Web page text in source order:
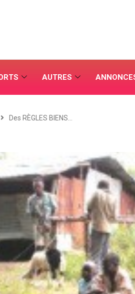
AUTRES
Des RÈGLES BIENS…